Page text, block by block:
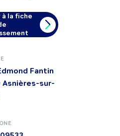
la fiche
Fantin
Asnières-sur-